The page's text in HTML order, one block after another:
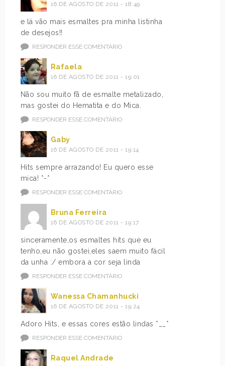
16 DE AGOSTO DE 2011 - 18:49
e lá vão mais esmaltes pra minha listinha
de desejos!!
RESPONDER ESSE COMENTÁRIO
Rafaela
16 DE AGOSTO DE 2011 - 19:01
Não sou muito fã de esmalte metalizado,
mas gostei do Hematita e do Mica.
RESPONDER ESSE COMENTÁRIO
Gaby
16 DE AGOSTO DE 2011 - 19:14
Hits sempre arrazando! Eu quero esse
mica! *-*
RESPONDER ESSE COMENTÁRIO
Bruna Ferreira
16 DE AGOSTO DE 2011 - 19:17
sinceramente,os esmaltes hits que eu
tenho,eu não gostei,eles saem muito fácil
da unha :/ embora a cor seja linda
RESPONDER ESSE COMENTÁRIO
Wanessa Chamanhucki
16 DE AGOSTO DE 2011 - 19:24
Adoro Hits, e essas cores estão lindas *__*
RESPONDER ESSE COMENTÁRIO
Raquel Andrade